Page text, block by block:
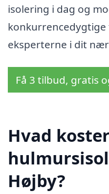
isolering i dag og
eksperterne i dit
Få 3 tilbud, gratis
Hvad koster
Højby?